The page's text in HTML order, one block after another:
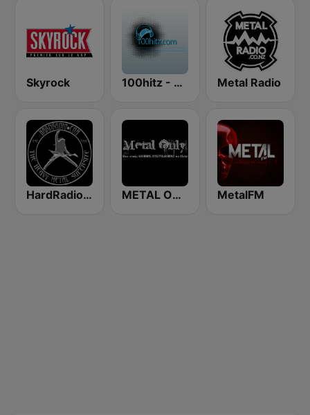
Skyrock 100hitz - Metal Metal Radio
HardRadio.com METAL ONLY MetalFM